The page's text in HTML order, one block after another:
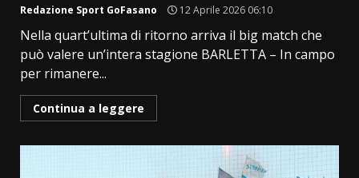
Redazione Sport GoFasano 12 Aprile 2026 06:10
Nella quart’ultima di ritorno arriva il big match che
può valere un’intera stagione BARLETTA – In campo
per rimanere...
Continua a leggere